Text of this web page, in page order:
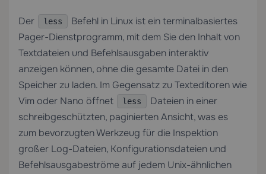
Der less
Befehl in Linux ist ein terminalbasiertes
Pager-Dienstprogramm, mit dem Sie den Inhalt von
Textdateien und Befehlsausgaben interaktiv
anzeigen können, ohne die gesamte Datei in den
Speicher zu laden. Im Gegensatz zu Texteditoren wie
Vim oder Nano öffnet
less
Dateien in einer
schreibgeschützten, paginierten Ansicht, was es
zum bevorzugten Werkzeug für die Inspektion
großer Log-Dateien, Konfigurationsdateien und
Befehlsausgabeströme auf jedem Unix-ähnlichen